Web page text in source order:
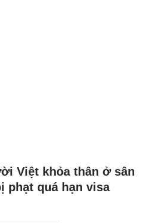
Việt khỏa thân ở sân
phạt quá hạn visa